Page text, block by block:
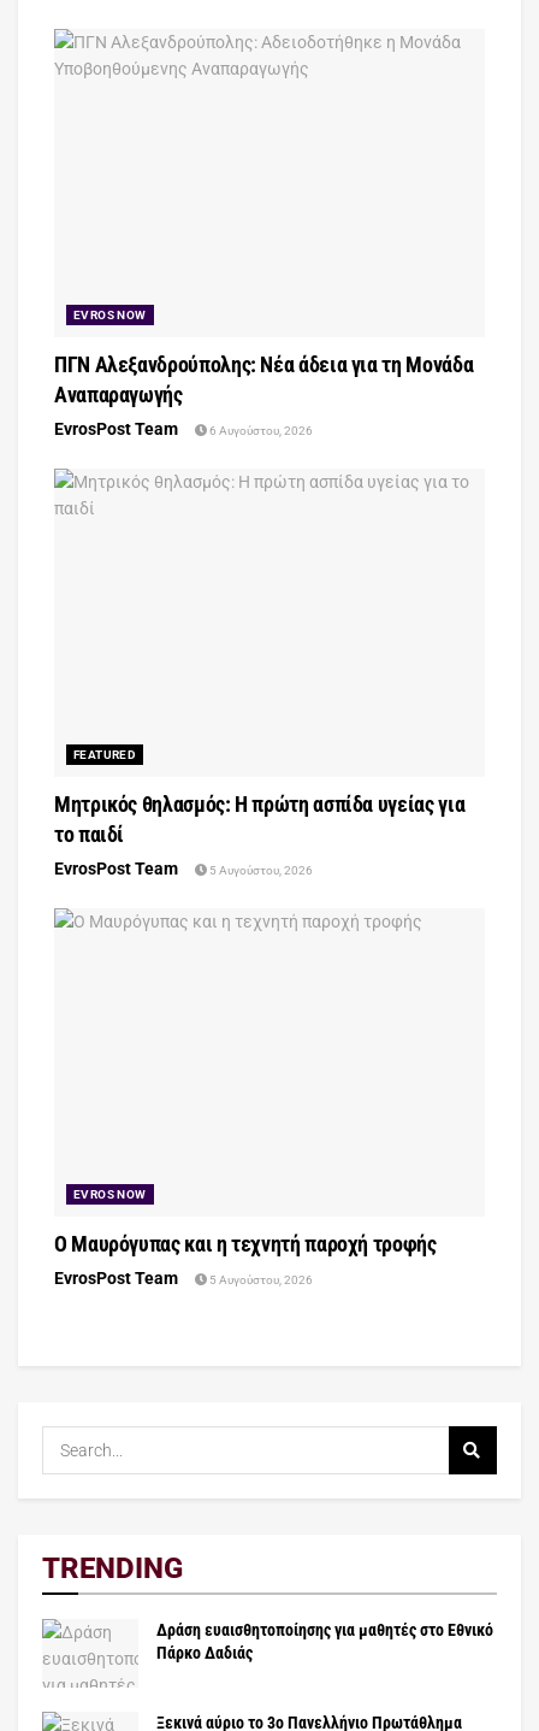
EVROS NOW
ΠΓΝ Αλεξανδρούπολης: Νέα άδεια για τη Μονάδα
Αναπαραγωγής
EvrosPost Team 6 Αυγούστου, 2026
FEATURED
Μητρικός θηλασμός: Η πρώτη ασπίδα υγείας για
το παιδί
EvrosPost Team 5 Αυγούστου, 2026
EVROS NOW
Ο Μαυρόγυπας και η τεχνητή παροχή τροφής
EvrosPost Team 5 Αυγούστου, 2026
TRENDING
Δράση ευαισθητοποίησης για μαθητές στο Εθνικό
Πάρκο Δαδιάς
Ξεκινά αύριο το 3ο Πανελλήνιο Πρωτάθλημα